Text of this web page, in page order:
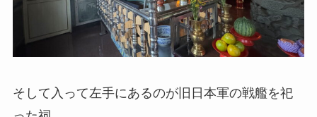
そして入って左手にあるのが旧日本軍の戦艦を祀